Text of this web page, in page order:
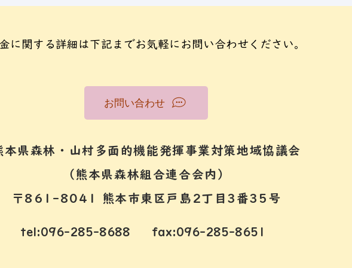
に関する詳細は下記までお気軽にお問い合わせください。
お問い合わせ
本県森林・山村多面的機能発揮事業対策地域協議会
（熊本県森林組合連合会内）
〒861-8041 熊本市東区戸島2丁目3番35号
tel:096-285-8688 fax:096-285-8651